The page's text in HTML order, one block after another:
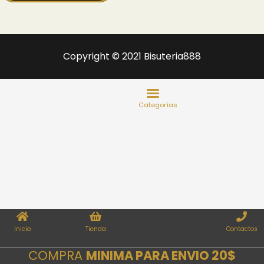
Copyright © 2021 Bisuteria888
Inicio Tienda Contactos
COMPRA MINIMA PARA ENVIO 20$